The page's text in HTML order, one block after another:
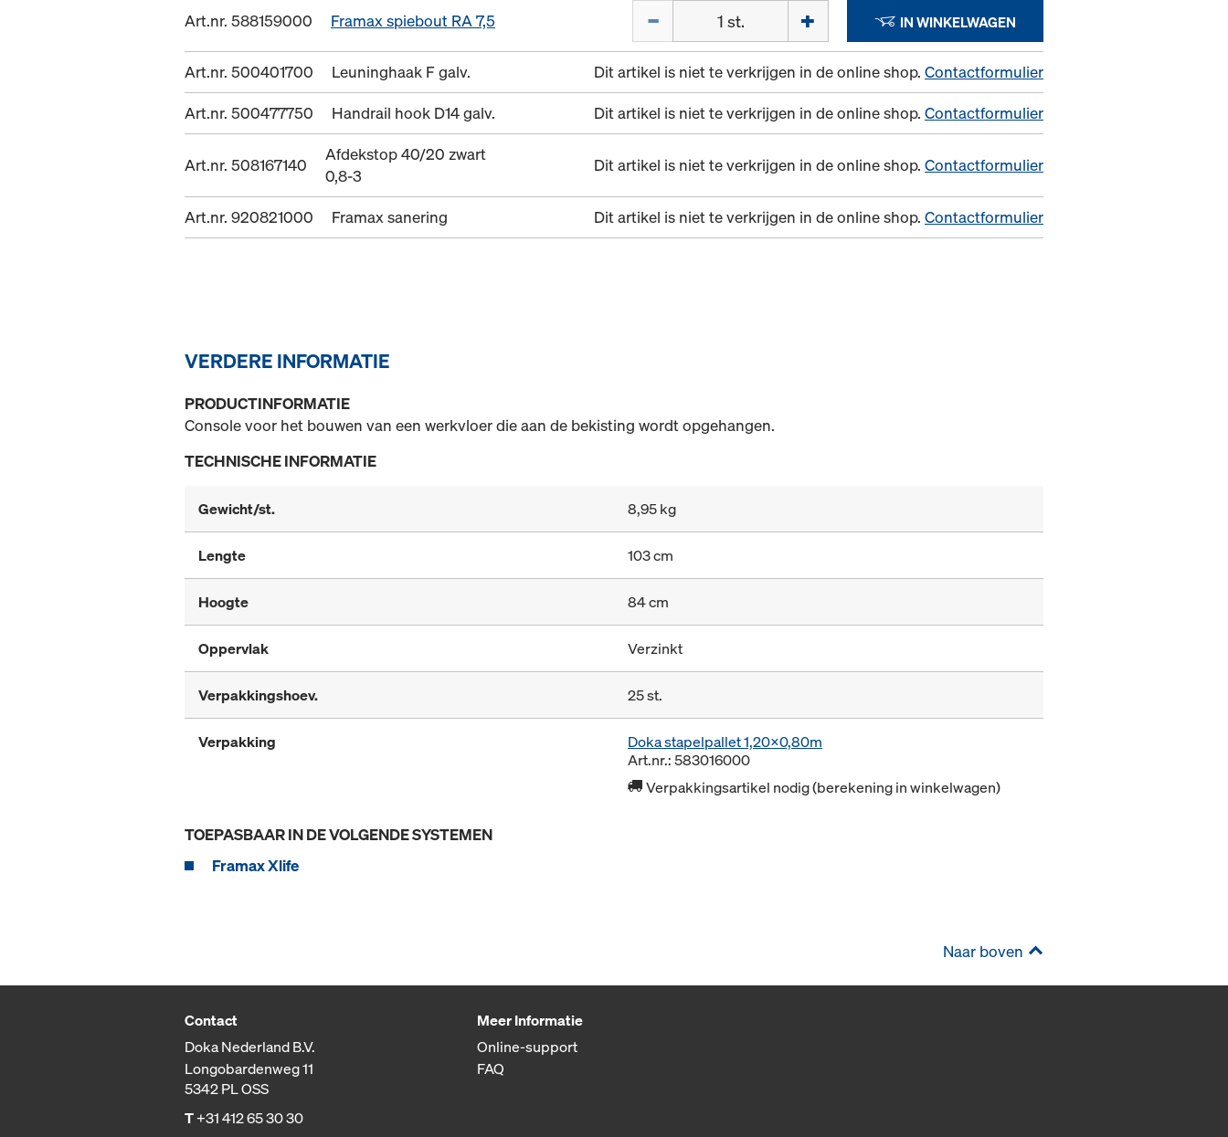
Art.nr. 588159000 Framax spiebout RA 7,5 IN WINKELWAGEN
Art.nr. 500401700 Leuninghaak F galv. Dit artikel is niet te verkrijgen in de online shop. Contactformulier
Art.nr. 500477750
Handrail hook D14 galv. Dit artikel is niet te verkrijgen in de online shop. Contactformulier
Art.nr. 508167140
Afdekstop 40/20 zwart
0,8-3
Dit artikel is niet te verkrijgen in de online shop. Contactformulier
Art.nr. 920821000 Framax sanering Dit artikel is niet te verkrijgen in de online shop. Contactformulier
VERDERE INFORMATIE
PRODUCTINFORMATIE
Console voor het bouwen van een werkvloer die aan de bekisting wordt opgehangen.
TECHNISCHE INFORMATIE
Gewicht/st. 8,95 kg
Lengte 103 cm
Hoogte 84 cm
Oppervlak Verzinkt
Verpakkingshoev. 25 st.
Verpakking
Doka stapelpallet 1,20x0,80m
Art.nr.: 583016000
Verpakkingsartikel nodig (berekening in winkelwagen)
TOEPASBAAR IN DE VOLGENDE SYSTEMEN
Framax Xlife
Naar boven
Contact
Doka Nederland B.V.
Longobardenweg 11
5342 PL OSS
T+31 412 65 30 30
Meer Informatie
Online-support
FAQ